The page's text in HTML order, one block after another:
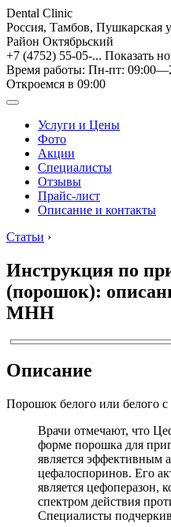
Dental Clinic
Россия, Тамбов, Пушкарская
Район Октябрьский
+7 (4752) 55-05-... Показать
Время работы: Пн-пт:
Откроемся в 09:00
Услуги и Цены
Фото
Акции
Специалисты
Отзывы
Прайс-лист
Описание и контакты
Статьи ›
Инструкция по
(порошок):
МНН
Описание
Порошок белого или белого
Врачи отмечают, что
форме порошка для
является эффективным
цефалоспоринов. Его
является цефоперазон,
спектром действия
Специалисты